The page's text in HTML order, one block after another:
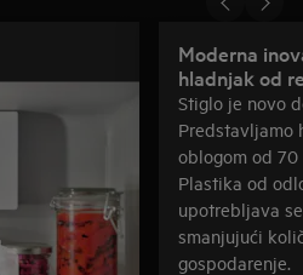
Moderna
hladnjak od
Stiglo je novo
Predstavljamo
oblogom od
Plastika od
upotrebljava
smanjujući
gospodarenje.